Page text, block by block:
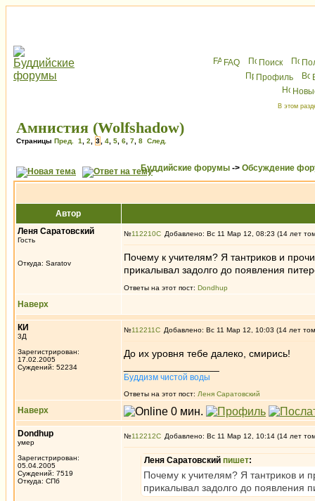
FAQ Поиск
Профиль
В этом
Амнистия (Wolfshadow)
Страницы Пред. 1 2 3 4 5 6 7 8 След.
Буддийские форумы -> Обсуждение
Автор
Леня Саратовский
Гость
Откуда: Saratov
№112210 Добавлено: Вс 11 Мар 12, 08:23 (14 лет
Почему к учителям? Я тантриков и
прикалывал задолго до появления
Ответы на этот пост: Dondhup
Наверх
КИ
3Д
Зарегистрирован:
17.02.2005
Суждений: 52234
№112211 Добавлено: Вс 11 Мар 12, 10:03 (14 лет
До их уровня тебе далеко, смирись!
Буддизм чистой воды
Ответы на этот пост: Леня Саратовский
Наверх
Dondhup
умер
Зарегистрирован:
05.04.2005
Суждений: 7519
Откуда: СПб
№112212 Добавлено: Вс 11 Мар 12, 10:14 (14 лет
Леня Саратовский пишет:
Почему к учителям? Я тантриков и
прикалывал задолго до появления